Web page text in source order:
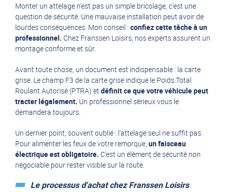
Monter un attelage n'est pas un simple bricolage, c'est une
question de sécurité. Une mauvaise installation peut avoir de
lourdes conséquences. Mon conseil : confiez cette tâche à un
professionnel. Chez Franssen Loisirs, nos experts assurent un
montage conforme et sûr.
Avant toute chose, un document est indispensable : la carte
grise. Le champ F3 de la carte grise indique le Poids Total
Roulant Autorisé (PTRA) et définit ce que votre véhicule peut
tracter légalement. Un professionnel sérieux vous le
demandera toujours.
Un dernier point, souvent oublié : l'attelage seul ne suffit pas.
Pour alimenter les feux de votre remorque, un faisceau
électrique est obligatoire. C'est un élément de sécurité non
négociable pour rester visible sur la route.
Le processus d'achat chez Franssen Loisirs